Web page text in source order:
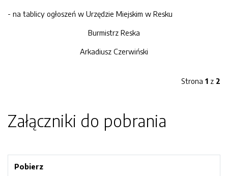
- na tablicy ogłoszeń w Urzędzie Miejskim w Resku
Burmistrz Reska
Arkadiusz Czerwiński
Strona 1 z 2
Załączniki do pobrania
Pobierz